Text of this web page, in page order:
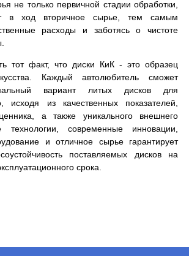
не только первичной стадии обработки,
в ход вторичное сырье, тем самым
расходы и заботясь о чистоте
тот факт, что диски КиК - это образец
Каждый автолюбитель сможет
вариант литых дисков для
исходя из качественных показателей,
а также уникального внешнего
технологии, современные инновации,
и отличное сырье гарантирует
поставляемых дисков на
срока.